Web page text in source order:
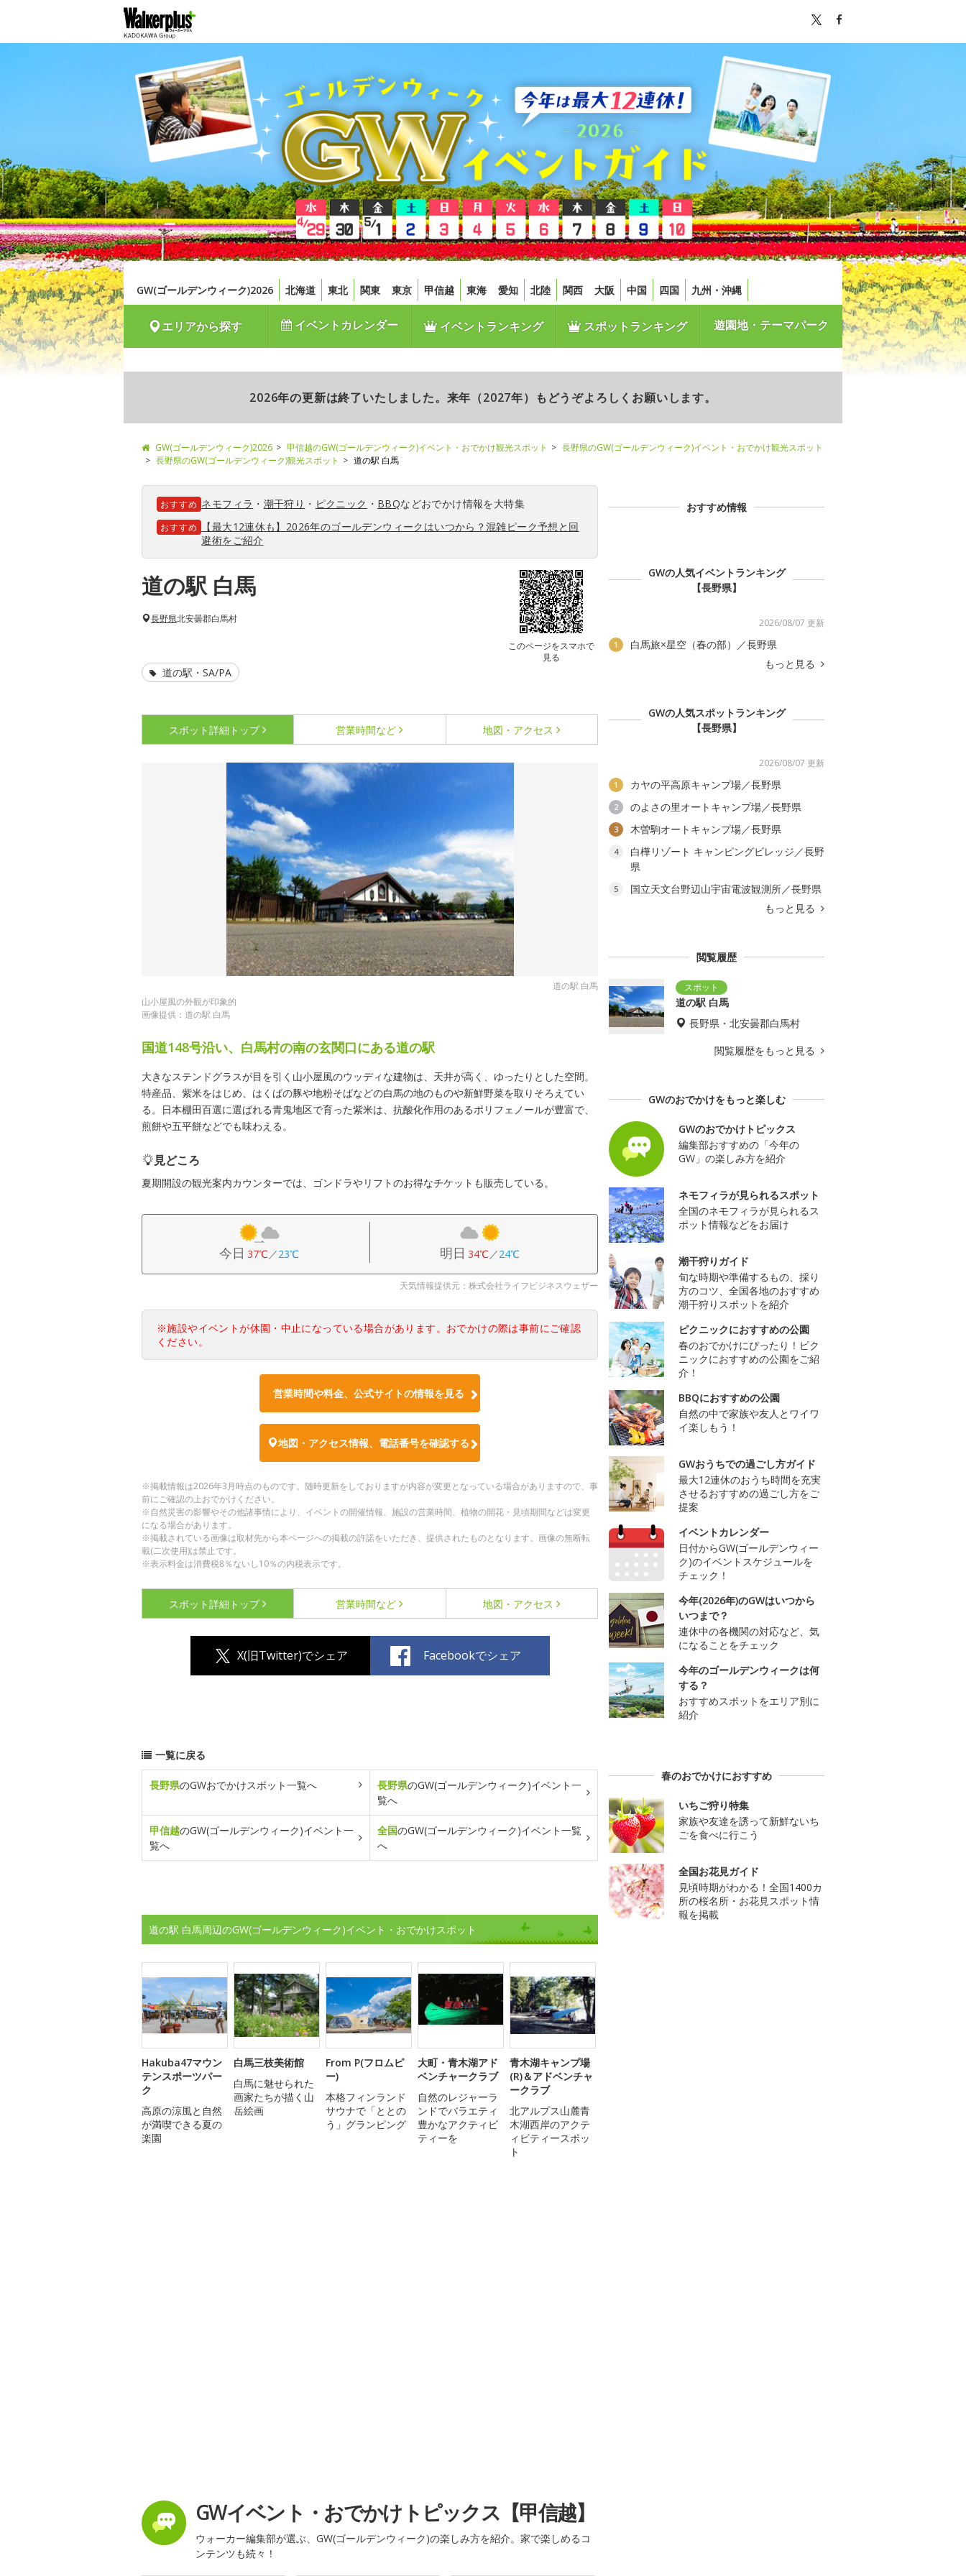
GW(ゴールデンウィーク)2026 北海道 東北 関東 東京 甲信越 東海 愛知 北陸 関西 大阪 中国 四国 九州・沖縄
エリアから探す イベントカレンダー イベントランキング スポットランキング 遊園地・テーマパーク
2026年の更新は終了いたしました。来年（2027年）もどうぞよろしくお願いします。
GW(ゴールデンウィーク)2026 甲信越のGW(ゴールデンウィーク)イベント・おでかけ観光スポット
長野県のGW(ゴールデンウィーク)イベント・おでかけ観光スポット
長野県のGW(ゴールデンウィーク)観光スポット
道の駅 白馬
おすすめ ネモフィラ ・ 潮干狩り ・ ピクニック ・ BBQなどおでかけ情報を大特集
おすすめ
【最大12連休も】2026年のゴールデンウィークはいつから？混雑ピーク予想と回
避術をご紹介
道の駅 白馬
このページをスマホで
見る
長野県北安曇郡白馬村
道の駅・SA/PA
スポット詳細 トップ 営業時間など 地図・アクセス
道の駅 白馬
山小屋風の外観が印象的
画像提供：道の駅 白馬
国道148号沿い、白馬村の南の玄関口にある道の駅
大きなステンドグラスが目を引く山小屋風のウッディな建物は、天井が高く、ゆったりとした空間。
特産品、紫米をはじめ、はくばの豚や地粉そばなどの白馬の地のものや新鮮野菜を取りそろえてい
る。日本棚田百選に選ばれる青鬼地区で育った紫米は、抗酸化作用のあるポリフェノールが豊富で、
煎餅や五平餅などでも味わえる。
見どころ
夏期開設の観光案内カウンターでは、ゴンドラやリフトのお得なチケットも販売している。
今日 37℃／23℃ 明日 34℃／24℃
天気情報提供元：株式会社ライフビジネスウェザー
※施設やイベントが休園・中止になっている場合があります。おでかけの際は事前にご確認
ください。
営業時間や料金、公式サイトの情報を見る
地図・アクセス情報、電話番号を確認する
※掲載情報は2026年3月時点のものです。随時更新をしておりますが内容が変更となっている場合がありますので、事
前にご確認の上おでかけください。
※自然災害の影響やその他諸事情により、イベントの開催情報、施設の営業時間、植物の開花・見頃期間などは変更
になる場合があります。
※掲載されている画像は取材先から本ページへの掲載の許諾をいただき、提供されたものとなります。画像の無断転
載(二次使用)は禁止です。
※表示料金は消費税8％ないし10％の内税表示です。
スポット詳細 トップ 営業時間など 地図・アクセス
X(旧Twitter)でシェア Facebookでシェア
一覧に戻る
長野県のGWおでかけスポット一覧へ 長野県のGW(ゴールデンウィーク)イベント一
覧へ
甲信越のGW(ゴールデンウィーク)イベント一
覧へ
全国のGW(ゴールデンウィーク)イベント一覧
へ
道の駅 白馬周辺のGW(ゴールデンウィーク)イベント・おでかけスポット
Hakuba47マウン
テンスポーツパー
ク
高原の涼風と自然
が満喫できる夏の
楽園
白馬三枝美術館
白馬に魅せられた
画家たちが描く山
岳絵画
From P(フロムピ
ー)
本格フィンランド
サウナで「ととの
う」グランピング
大町・青木湖アド
ベンチャークラブ
自然のレジャーラ
ンドでバラエティ
豊かなアクティビ
ティーを
青木湖キャンプ場
(R)＆アドベンチャ
ークラブ
北アルプス山麓青
木湖西岸のアクテ
ィビティースポッ
ト
GWイベント・おでかけトピックス【甲信越】
ウォーカー編集部が選ぶ、GW(ゴールデンウィーク)の楽しみ方を紹介。家で楽しめるコ
ンテンツも続々！
おすすめ情報
GWの人気イベントランキング
【長野県】
2026/08/07 更新
1
白馬旅×星空（春の部）／長野県
もっと見る
GWの人気スポットランキング
【長野県】
2026/08/07 更新
1 カヤの平高原キャンプ場／長野県
2 のよさの里オートキャンプ場／長野県
3 木曽駒オートキャンプ場／長野県
4
白樺リゾート キャンピングビレッジ／長野
県
5
国立天文台野辺山宇宙電波観測所／長野県
もっと見る
閲覧履歴
道の駅 白馬
長野県・北安曇郡白馬村
閲覧履歴をもっと見る
GWのおでかけをもっと楽しむ
GWのおでかけトピックス
編集部おすすめの「今年の
GW」の楽しみ方を紹介
ネモフィラが見られるスポット
全国のネモフィラが見られるス
ポット情報などをお届け
潮干狩りガイド
旬な時期や準備するもの、採り
方のコツ、全国各地のおすすめ
潮干狩りスポットを紹介
ピクニックにおすすめの公園
春のおでかけにぴったり！ピク
ニックにおすすめの公園をご紹
介！
BBQにおすすめの公園
自然の中で家族や友人とワイワ
イ楽しもう！
GWおうちでの過ごし方ガイド
最大12連休のおうち時間を充実
させるおすすめの過ごし方をご
提案
イベントカレンダー
日付からGW(ゴールデンウィー
ク)のイベントスケジュールを
チェック！
今年(2026年)のGWはいつから
いつまで？
連休中の各機関の対応など、気
になることをチェック
今年のゴールデンウィークは何
する？
おすすめスポットをエリア別に
紹介
春のおでかけにおすすめ
いちご狩り特集
家族や友達を誘って新鮮ないち
ごを食べに行こう
全国お花見ガイド
見頃時期がわかる！全国1400カ
所の桜名所・お花見スポット情
報を掲載